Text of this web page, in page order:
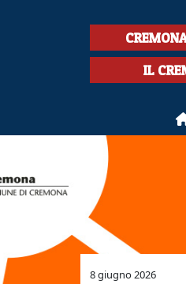
IL
8 giugno 2026